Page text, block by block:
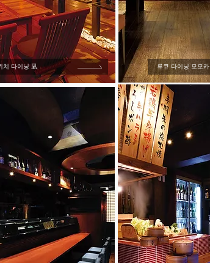
치 다이닝 凪 류큐 다이닝 모모카